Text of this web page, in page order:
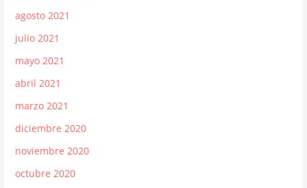
agosto 2021
julio 2021
mayo 2021
abril 2021
marzo 2021
diciembre 2020
noviembre 2020
octubre 2020